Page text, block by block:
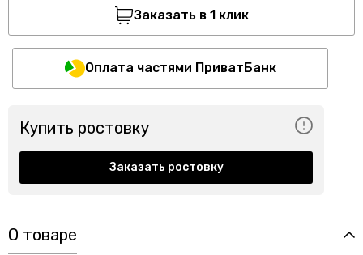
Заказать в 1 клик
Оплата частями ПриватБанк
Купить ростовку
Заказать ростовку
О товаре